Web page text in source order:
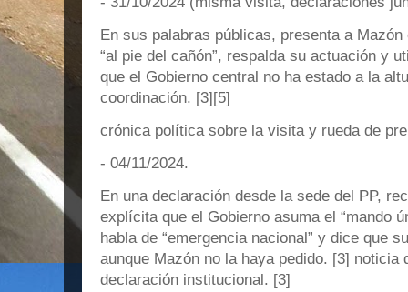
En sus palabras públicas, presenta a
“al pie del cañón”, respalda su actuación y
que el Gobierno central no ha estado a la
coordinación. [3][5]
crónica política sobre la visita y rueda de
- 04/11/2024.
En una declaración desde la sede del PP,
explícita que el Gobierno asuma el “mando
habla de “emergencia nacional” y dice que
aunque Mazón no la haya pedido. [3] noticia
declaración institucional. [3]